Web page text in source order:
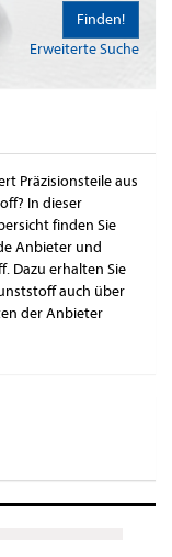
Erweiterte Suche
Finden!
Präzisionsteile aus
In dieser
finden Sie
Anbieter und
Dazu erhalten Sie
auch über
der Anbieter